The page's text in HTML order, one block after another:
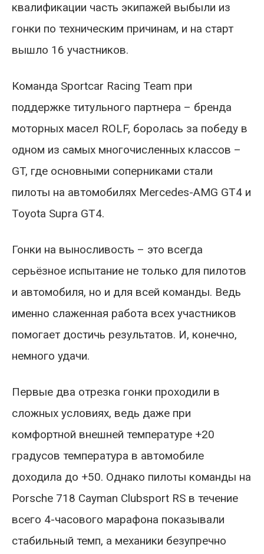
квалификации часть экипажей выбыли из
гонки по техническим причинам, и на старт
вышло 16 участников.
Команда Sportcar Racing Team при
поддержке титульного партнера – бренда
моторных масел ROLF, боролась за победу в
одном из самых многочисленных классов –
GT, где основными соперниками стали
пилоты на автомобилях Mercedes-AMG GT4 и
Toyota Supra GT4.
Гонки на выносливость – это всегда
серьёзное испытание не только для пилотов
и автомобиля, но и для всей команды. Ведь
именно слаженная работа всех участников
помогает достичь результатов. И, конечно,
немного удачи.
Первые два отрезка гонки проходили в
сложных условиях, ведь даже при
комфортной внешней температуре +20
градусов температура в автомобиле
доходила до +50. Однако пилоты команды на
Porsche 718 Cayman Clubsport RS в течение
всего 4-часового марафона показывали
стабильный темп, а механики безупречно